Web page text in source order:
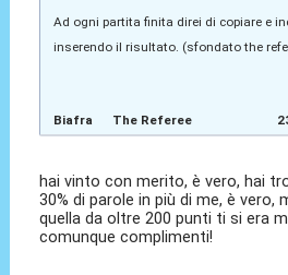
Ad ogni partita finita direi di copiare e
inserendo il risultato. (sfondato the
Biafra The Referee
hai vinto con merito, è vero, hai
30% di parole in più di me, è vero,
quella da oltre 200 punti ti si era
comunque complimenti!